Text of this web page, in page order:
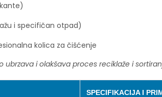
i specifičan otpad)
kolica za čišćenje
ubrzava i olakšava proces reciklaže i
SPECIFIKACIJA I